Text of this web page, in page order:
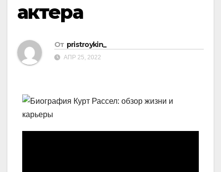
актера
От pristroykin_
АПР 25, 2022